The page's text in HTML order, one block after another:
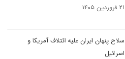
۲۱ فروردین ۱۴۰۵
سلاح پنهان ایران علیه ائتلاف آمریکا و
اسرائیل